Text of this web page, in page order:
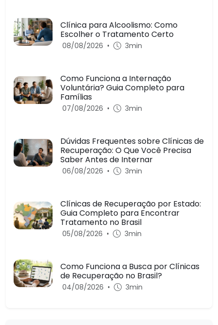
Clínica para Alcoolismo: Como
Escolher o Tratamento Certo
08/08/2026 • 3min
Como Funciona a Internação
Voluntária? Guia Completo para
Famílias
07/08/2026 • 3min
Dúvidas Frequentes sobre Clínicas de
Recuperação: O Que Você Precisa
Saber Antes de Internar
06/08/2026 • 3min
Clínicas de Recuperação por Estado:
Guia Completo para Encontrar
Tratamento no Brasil
05/08/2026 • 3min
Como Funciona a Busca por Clínicas
de Recuperação no Brasil?
04/08/2026 • 3min